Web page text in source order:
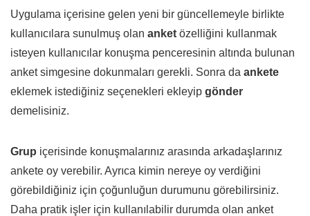
Uygulama içerisine gelen yeni bir güncellemeyle birlikte
kullanıcılara sunulmuş olan anket özelliğini kullanmak
isteyen kullanıcılar konuşma penceresinin altında bulunan
anket simgesine dokunmaları gerekli. Sonra da ankete
eklemek istediğiniz seçenekleri ekleyip gönder
demelisiniz.
Grup içerisinde konuşmalarınız arasında arkadaşlarınız
ankete oy verebilir. Ayrıca kimin nereye oy verdiğini
görebildiğiniz için çoğunluğun durumunu görebilirsiniz.
Daha pratik işler için kullanılabilir durumda olan anket